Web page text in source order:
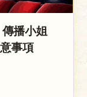
播小姐
事項